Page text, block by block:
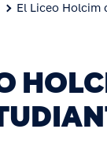
El Liceo Holcim